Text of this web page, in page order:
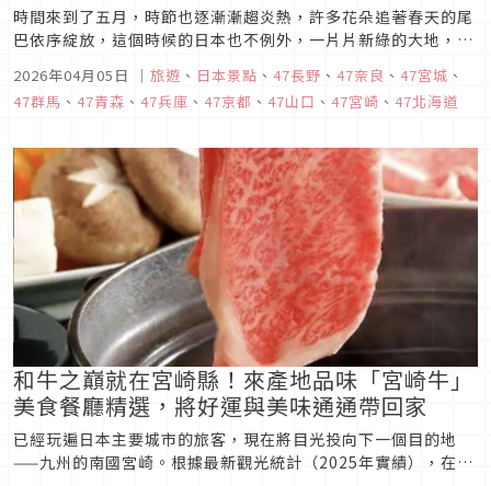
時間來到了五月，時節也逐漸漸趨炎熱，許多花朵追著春天的尾
巴依序綻放，這個時候的日本也不例外，一片片新綠的大地，再
天，就讓我們一起來看看「五月日本景點十選」，一起來看看都
有哪些好玩的地方吧。
2026年04月05日 ｜ 旅遊 、 日本景點 、 47長野 、 47奈良 、 47宮城 、
47群馬 、 47青森 、 47兵庫 、 47京都 、 47山口 、 47宮崎 、 47北海道
和牛之巔就在宮崎縣！來產地品味「宮崎牛」
美食餐廳精選，將好運與美味通通帶回家
已經玩遍日本主要城市的旅客，現在將目光投向下一個目的地
——九州的南國宮崎。根據最新觀光統計（2025年實績），在日